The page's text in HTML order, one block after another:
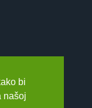
bi
našoj